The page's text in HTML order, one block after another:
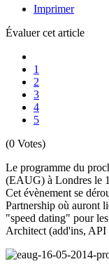
Imprimer
Évaluer cet article
1
2
3
4
5
(0 Votes)
Le programme du
(EAUG) à Londres le
Cet évènement se
Partnership où auront
"speed dating" pour
Architect (add'ins,